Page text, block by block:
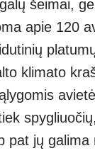
šeimai,
apie 120
klimato
pat jų galima